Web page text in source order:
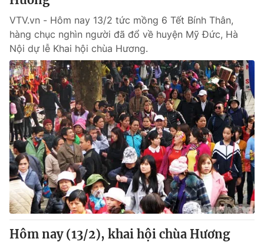
VTV.vn - Hôm nay 13/2 tức mồng 6 Tết Bính Thân,
hàng chục nghìn người đã đổ về huyện Mỹ Đức, Hà
Nội dự lễ Khai hội chùa Hương.
Hôm nay (13/2), khai hội chùa Hương